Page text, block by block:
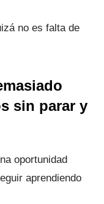
no es falta de
sin parar y
oportunidad
aprendiendo